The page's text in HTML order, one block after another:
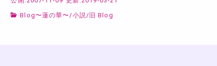
Blog〜蓮の華〜 /小説 / 旧 Blog